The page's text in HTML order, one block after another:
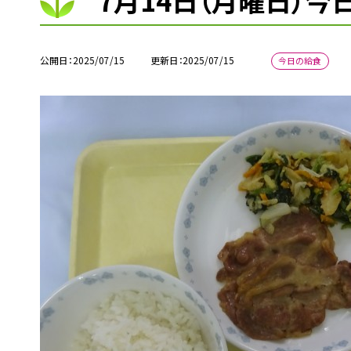
公開日 2025/07/15 更新日 2025/07/15 今日の給食